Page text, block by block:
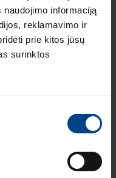
informaciją
reklamavimo ir
prie kitos jūsų
surinktos